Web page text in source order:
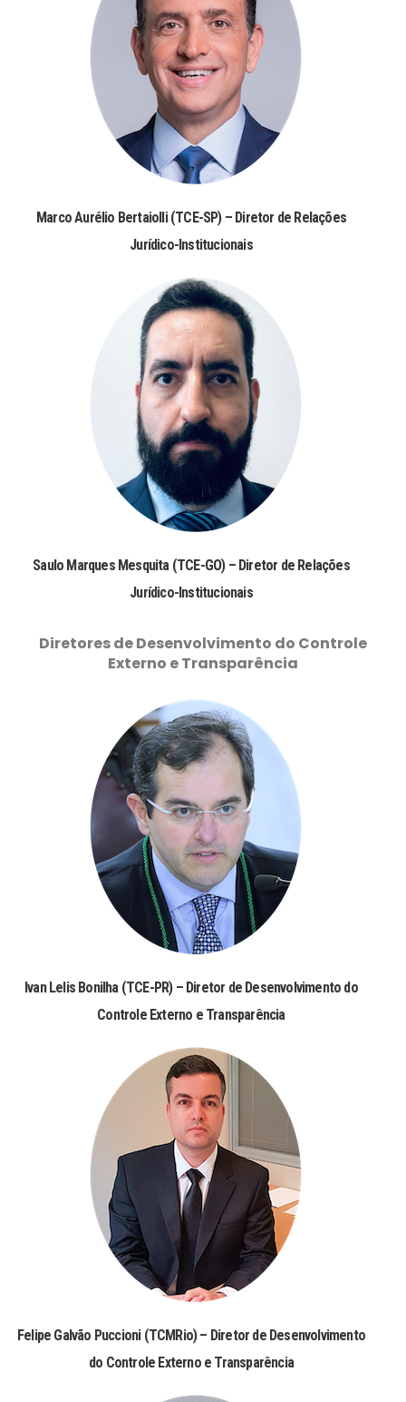
Marco Aurélio Bertaiolli (TCE-SP) – Diretor de Relações
Jurídico-Institucionais
Saulo Marques Mesquita (TCE-GO) – Diretor de Relações
Jurídico-Institucionais
Diretores de Desenvolvimento do Controle
Externo e Transparência
Ivan Lelis Bonilha (TCE-PR) – Diretor de Desenvolvimento do
Controle Externo e Transparência
Felipe Galvão Puccioni (TCMRio) – Diretor de Desenvolvimento
do Controle Externo e Transparência